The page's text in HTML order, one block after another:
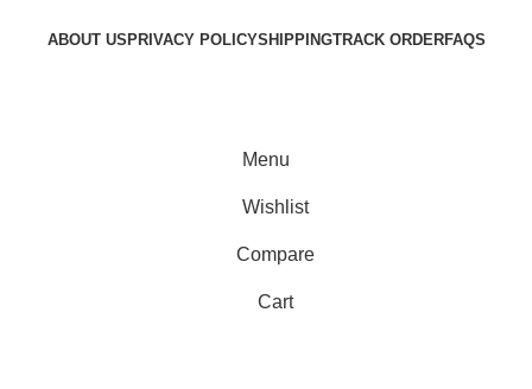
ABOUT USPRIVACY POLICYSHIPPINGTRACK ORDERFAQS
Menu
Wishlist
Compare
Cart